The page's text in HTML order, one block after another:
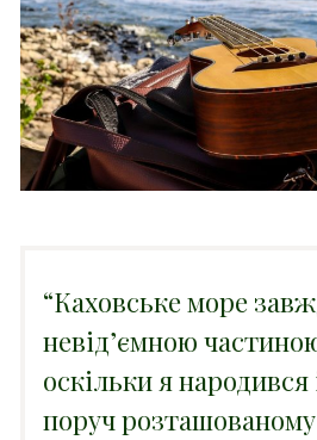
“Каховське море
невід’ємною
оскільки я народився
поруч розташованому